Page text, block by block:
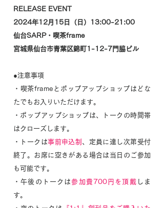
RELEASE EVENT
2024年12月15日（日）13:00-21:00
仙台SARP・喫茶frame
宮城県仙台市青葉区錦町1-12-7門脇ビル
●注意事項
・喫茶frameとポップアップショップはどな
たでもお入りいただけます。
・ポップアップショップは、トークの時間帯
はクローズします。
・トークは事前申込制 、定員に達し次第受付
終了。お席に空きがある場合は当日のご参加
も可能です。
・午後のトークは参加費700円を頂戴 しま
す。